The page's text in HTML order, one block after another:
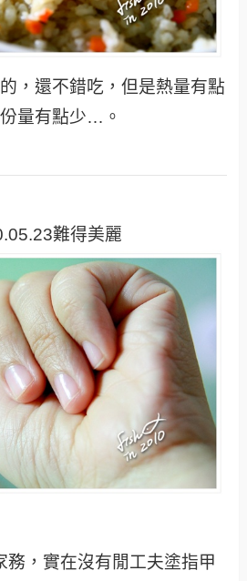
，還不錯吃，但是熱量有點
量有點少…。
難得美麗
務，實在沒有閒工夫塗指甲